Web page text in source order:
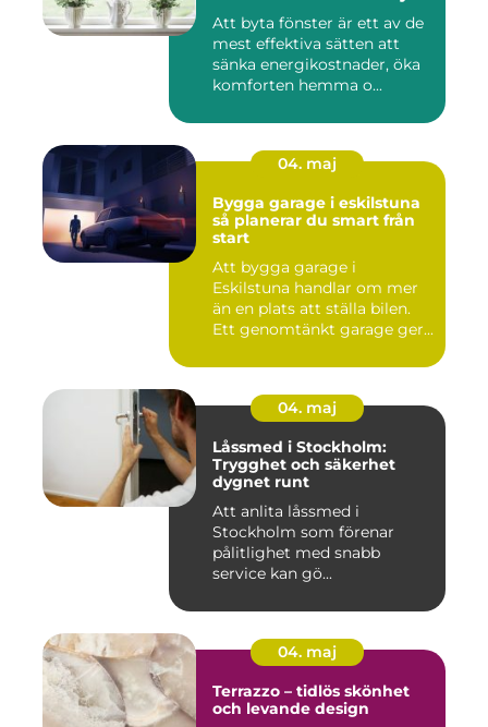
Att byta fönster är ett av de
mest effektiva sätten att
sänka energikostnader, öka
komforten hemma o...
04. maj
Bygga garage i eskilstuna
så planerar du smart från
start
Att bygga garage i
Eskilstuna handlar om mer
än en plats att ställa bilen.
Ett genomtänkt garage ger...
04. maj
Låssmed i Stockholm:
Trygghet och säkerhet
dygnet runt
Att anlita låssmed i
Stockholm som förenar
pålitlighet med snabb
service kan gö...
04. maj
Terrazzo – tidlös skönhet
och levande design